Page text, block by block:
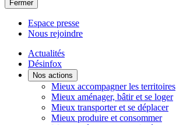
Fermer
Espace presse
Nous rejoindre
Actualités
Désinfox
Nos actions
Mieux accompagner les territoires
Mieux aménager, bâtir et se loger
Mieux transporter et se déplacer
Mieux produire et consommer